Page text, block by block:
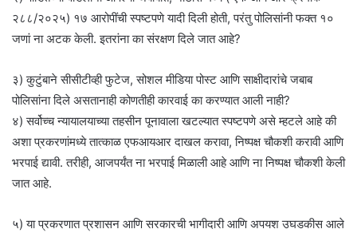
२८८/२०२५) १७ आरोपींची स्पष्टपणे यादी दिली होती, परंतु पोलिसांनी फक्त १०
जणां ना अटक केली. इतरांना का संरक्षण दिले जात आहे?
३) कुटुंबाने सीसीटीव्ही फुटेज, सोशल मीडिया पोस्ट आणि साक्षीदारांचे जबाब
पोलिसांना दिले असतानाही कोणतीही कारवाई का करण्यात आली नाही?
४) सर्वोच्च न्यायालयाच्या तहसीन पूनावाला खटल्यात स्पष्टपणे असे म्हटले आहे की
अशा प्रकरणांमध्ये तात्काळ एफआयआर दाखल करावा, निष्पक्ष चौकशी करावी आणि
भरपाई द्यावी. तरीही, आजपर्यंत ना भरपाई मिळाली आहे आणि ना निष्पक्ष चौकशी केली
जात आहे.
५) या प्रकरणात प्रशासन आणि सरकारची भागीदारी आणि अपयश उघडकीस आले